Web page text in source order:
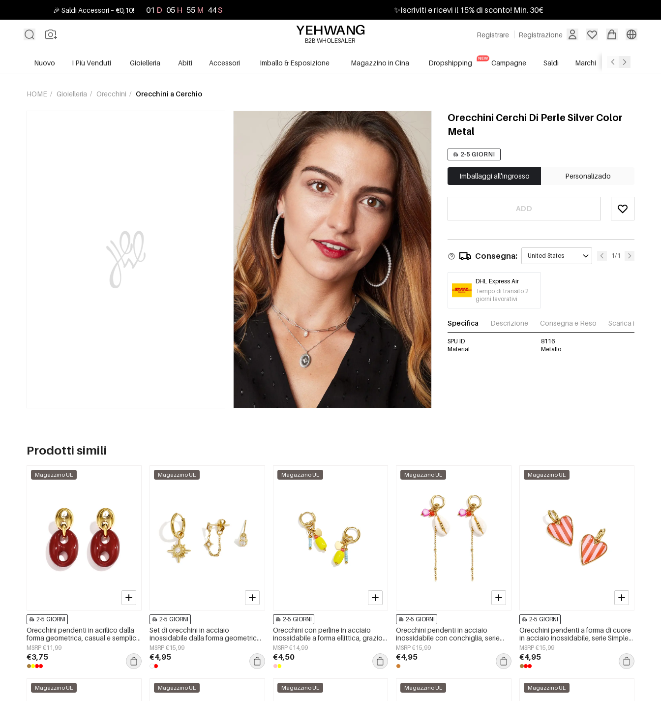
🎉 Saldi Accessori – €0,10! 01 D 05 H 55 M 43S ✨Iscriviti e ricevi il 15% di sconto! Min. 30€
Registrare Registrazione
B2B WHOLESALER
Nuovo I Più Venduti Gioielleria Abiti Accessori Imballo & Esposizione Magazzino in Cina Dropshipping Campagne Saldi Marchi Servizio
HOME / Gioielleria / Orecchini / Orecchini a Cerchio
Orecchini Cerchi Di Perle Silver Color
Metal
2-5 GIORNI
Imballaggi all'ingrosso Personalizado
ADD
Consegna: United States 1/1
DHL Express Air
Tempo di transito 2
giorni lavorativi
Specifica Descrizione Consegna e Reso Scarica immagini
SPU ID
8116
Material
Metallo
Prodotti simili
Magazzino UE
2-5 GIORNI
Orecchini pendenti in acrilico dalla
forma geometrica, casual e semplici,
della serie da donna.
MSRP €11,99
€3,75
Magazzino UE
2-5 GIORNI
Set di orecchini in acciaio
inossidabile dalla forma geometrica,
semplici, per tutti i giorni, serie
Simple, gioielli da donna
MSRP €15,99
€4,95
Magazzino UE
2-5 GIORNI
Orecchini con perline in acciaio
inossidabile a forma ellittica, graziosi
e semplici, della serie Daily Simple,
gioielli da donna.
MSRP €14,99
€4,50
Magazzino UE
2-5 GIORNI
Orecchini pendenti in acciaio
inossidabile con conchiglia, serie
Simple, gioielli da donna.
MSRP €15,99
€4,95
Magazzino UE
2-5 GIORNI
Orecchini pendenti a forma di cuore
in acciaio inossidabile, serie Simple
Daily Simple, gioielli da donna
MSRP €15,99
€4,95
Magazzino UE Magazzino UE Magazzino UE Magazzino UE Magazzino UE